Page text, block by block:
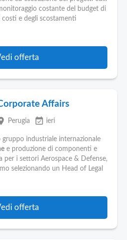
costante del budget di
e degli scostamenti
offerta
Affairs
Perugia event_available ieri
industriale internazionale
e produzione di componenti e
per i settori Aerospace & Defense,
selezionando un Head of Legal
offerta